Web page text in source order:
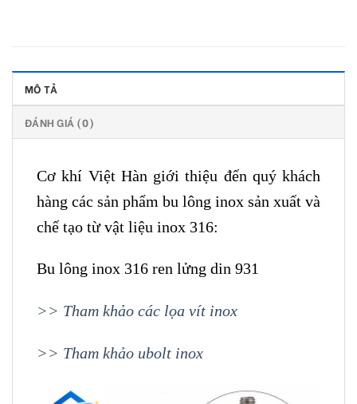
MÔ TẢ
ĐÁNH GIÁ (0)
Cơ khí Việt Hàn giới thiệu đến quý khách
hàng các sản phẩm bu lông inox sản xuất và
chế tạo từ vật liệu inox 316:
Bu lông inox 316 ren lửng din 931
>> Tham khảo các lọa vít inox
>> Tham khảo ubolt inox